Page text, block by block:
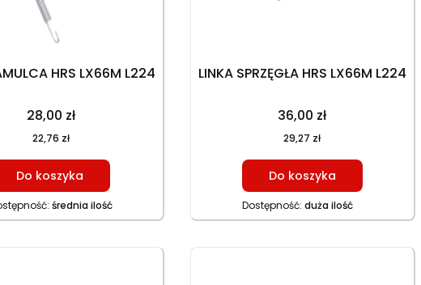
HRS LX66M L224
28,00 zł
22,76 zł
Do koszyka
średnia ilość
LINKA SPRZĘGŁA HRS LX66M L224
36,00 zł
29,27 zł
Do koszyka
Dostępność: duża ilość